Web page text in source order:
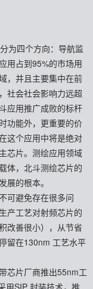
为四个方向：导航监
用占到95%的市场用
，并且主要集中在前
社会社会影响力远超
应用推广成败的标杆
功能外，更重要的价
这个应用中将是绝对
芯片。测绘应用领域
体，北斗测绘芯片的
展的根本。
可避免存在很多问
产工艺对射频芯片的
改善很小），从节省
留在130nm 工艺水平
芯片厂商推出55nm工
用SIP 封装技术，推